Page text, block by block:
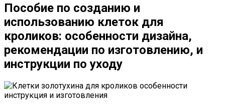
Пособие по созданию и
использованию клеток для
кроликов: особенности дизайна,
рекомендации по изготовлению, и
инструкции по уходу